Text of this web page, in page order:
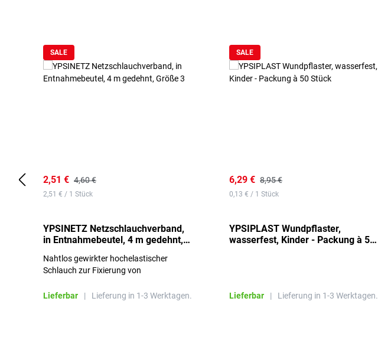
SALE
2,51 € 4,60 €
2,51 € / 1 Stück
YPSINETZ Netzschlauchverband,
in Entnahmebeutel, 4 m gedehnt,
Nahtlos gewirkter hochelastischer
Schlauch zur Fixierung von
Lieferbar
| Lieferung in 1-3 Werktagen.
SALE
6,29 € 8,95 €
0,13 € / 1 Stück
YPSIPLAST Wundpflaster,
wasserfest, Kinder - Packung à 50
Lieferbar | Lieferung in 1-3 Werktagen.